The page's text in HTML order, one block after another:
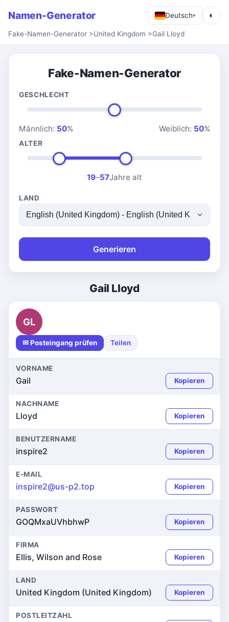
Namen-Generator Deutsch▾ ◐
Fake-Namen-Generator >United Kingdom >Gail Lloyd
Fake-Namen-Generator
GESCHLECHT
Männlich: 50% Weiblich: 50%
ALTER
19–57Jahre alt
LAND
Generieren
Gail Lloyd
GL
✉ Posteingang prüfen Teilen
VORNAME
Gail Kopieren
NACHNAME
Lloyd Kopieren
BENUTZERNAME
inspire2 Kopieren
E-MAIL
inspire2@us-p2.top Kopieren
PASSWORT
GOQMxaUVhbhwP Kopieren
FIRMA
Ellis, Wilson and Rose Kopieren
LAND
United Kingdom (United Kingdom) Kopieren
POSTLEITZAHL